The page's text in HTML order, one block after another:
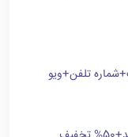
تلفن+ویو